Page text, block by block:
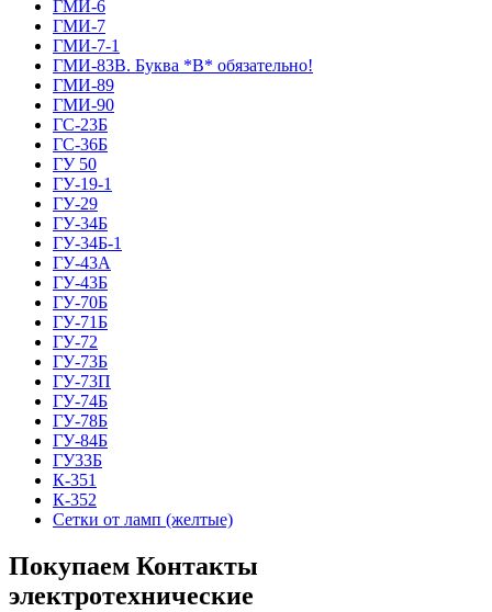
ГМИ-6
ГМИ-7
ГМИ-7-1
ГМИ-83В. Буква *В* обязательно!
ГМИ-89
ГМИ-90
ГС-23Б
ГС-36Б
ГУ 50
ГУ-19-1
ГУ-29
ГУ-34Б
ГУ-34Б-1
ГУ-43А
ГУ-43Б
ГУ-70Б
ГУ-71Б
ГУ-72
ГУ-73Б
ГУ-73П
ГУ-74Б
ГУ-78Б
ГУ-84Б
ГУ33Б
К-351
К-352
Сетки от ламп (желтые)
Покупаем Контакты
электротехнические